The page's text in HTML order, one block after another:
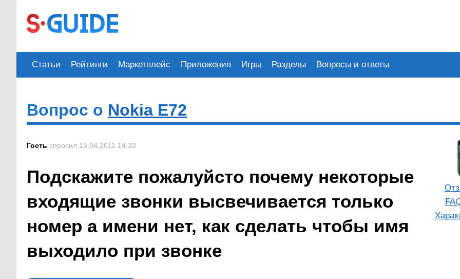
Статьи Рейтинги Маркетплейс Приложения Игры Разделы Вопросы и ответы
Вопрос о Nokia E72
Гость спросил 15.04.2011 14:33
Подскажите пожалуйсто почему некоторые
входящие звонки высвечивается только
номер а имени нет, как сделать чтобы имя
выходило при звонке